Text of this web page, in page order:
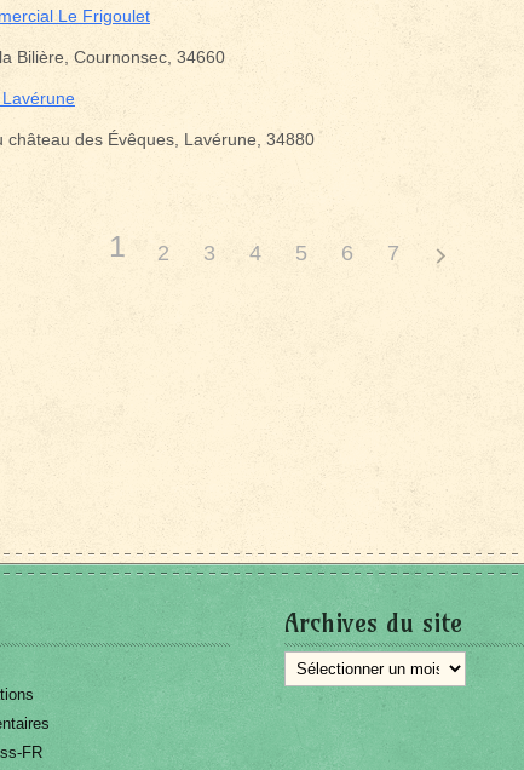
Le Frigoulet
Bilière, Cournonsec, 34660
château des Évêques, Lavérune, 34880
1 2 3 4 5 6 7
FR
Archives du site
Archives
du